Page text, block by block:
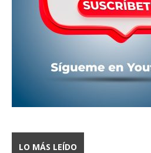
LO MÁS LEÍDO